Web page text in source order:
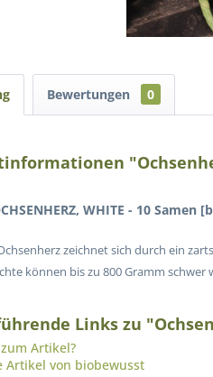
Bewertungen 0
WHITE - 10 Samen
zeichnet sich durch ein
können bis zu 800 Gramm
Links zu
Artikel?
Artikel von biobewusst